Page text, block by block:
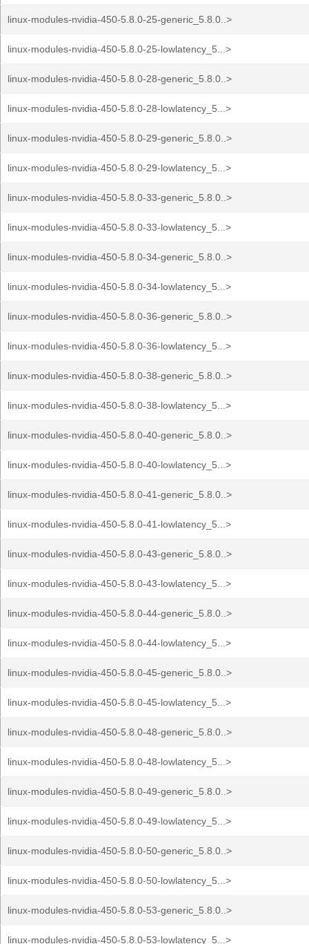
linux-modules-nvidia-450-5.8.0-25-generic_5.8.0..>
linux-modules-nvidia-450-5.8.0-25-lowlatency_5...>
linux-modules-nvidia-450-5.8.0-28-generic_5.8.0..>
linux-modules-nvidia-450-5.8.0-28-lowlatency_5...>
linux-modules-nvidia-450-5.8.0-29-generic_5.8.0..>
linux-modules-nvidia-450-5.8.0-29-lowlatency_5...>
linux-modules-nvidia-450-5.8.0-33-generic_5.8.0..>
linux-modules-nvidia-450-5.8.0-33-lowlatency_5...>
linux-modules-nvidia-450-5.8.0-34-generic_5.8.0..>
linux-modules-nvidia-450-5.8.0-34-lowlatency_5...>
linux-modules-nvidia-450-5.8.0-36-generic_5.8.0..>
linux-modules-nvidia-450-5.8.0-36-lowlatency_5...>
linux-modules-nvidia-450-5.8.0-38-generic_5.8.0..>
linux-modules-nvidia-450-5.8.0-38-lowlatency_5...>
linux-modules-nvidia-450-5.8.0-40-generic_5.8.0..>
linux-modules-nvidia-450-5.8.0-40-lowlatency_5...>
linux-modules-nvidia-450-5.8.0-41-generic_5.8.0..>
linux-modules-nvidia-450-5.8.0-41-lowlatency_5...>
linux-modules-nvidia-450-5.8.0-43-generic_5.8.0..>
linux-modules-nvidia-450-5.8.0-43-lowlatency_5...>
linux-modules-nvidia-450-5.8.0-44-generic_5.8.0..>
linux-modules-nvidia-450-5.8.0-44-lowlatency_5...>
linux-modules-nvidia-450-5.8.0-45-generic_5.8.0..>
linux-modules-nvidia-450-5.8.0-45-lowlatency_5...>
linux-modules-nvidia-450-5.8.0-48-generic_5.8.0..>
linux-modules-nvidia-450-5.8.0-48-lowlatency_5...>
linux-modules-nvidia-450-5.8.0-49-generic_5.8.0..>
linux-modules-nvidia-450-5.8.0-49-lowlatency_5...>
linux-modules-nvidia-450-5.8.0-50-generic_5.8.0..>
linux-modules-nvidia-450-5.8.0-50-lowlatency_5...>
linux-modules-nvidia-450-5.8.0-53-generic_5.8.0..>
linux-modules-nvidia-450-5.8.0-53-lowlatency_5...>